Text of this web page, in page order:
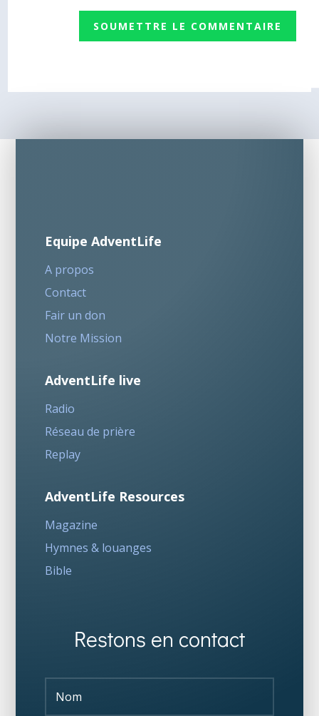
SOUMETTRE LE COMMENTAIRE
Equipe AdventLife
A propos
Contact
Fair un don
Notre Mission
AdventLife live
Radio
Réseau de prière
Replay
AdventLife Resources
Magazine
Hymnes & louanges
Bible
Restons en contact